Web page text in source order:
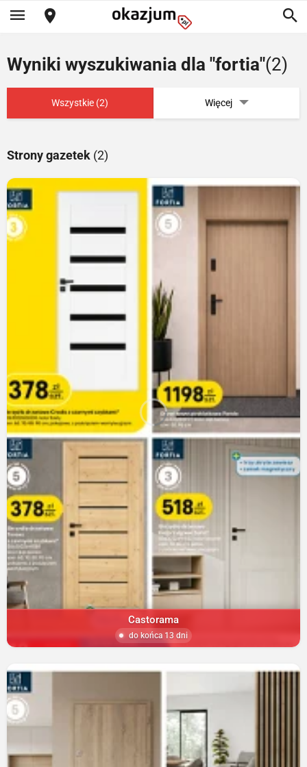
Wyniki wyszukiwania dla "fortia"(2)
Wszystkie (2) Więcej
Strony gazetek (2)
Castorama
do końca 13 dni